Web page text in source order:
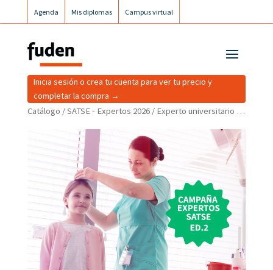
Agenda Mis diplomas Campus virtual
Catálogo /SATSE - Expertos 2026/ Experto universitario de posgrado en valoración y cuidados integrales a la infancia en la consulta de la enfermera pediátrica. Ed2
Inicia sesión o crea tu cuenta para ver tu precio y
completar la compra →